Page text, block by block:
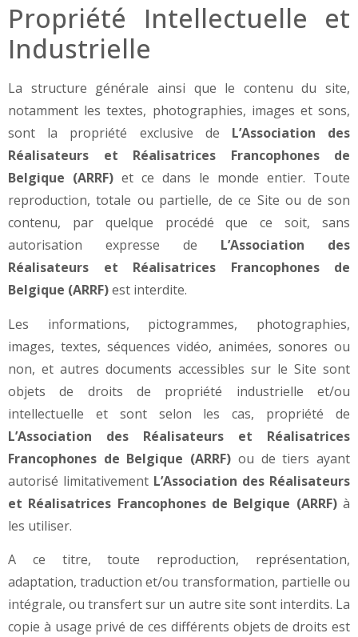
Propriété Intellectuelle et
Industrielle
La structure générale ainsi que le contenu du site,
notamment les textes, photographies, images et sons,
sont la propriété exclusive de L’Association des
Réalisateurs et Réalisatrices Francophones de
Belgique (ARRF) et ce dans le monde entier. Toute
reproduction, totale ou partielle, de ce Site ou de son
contenu, par quelque procédé que ce soit, sans
autorisation expresse de L’Association des
Réalisateurs et Réalisatrices Francophones de
Belgique (ARRF)est interdite.
Les informations, pictogrammes, photographies,
images, textes, séquences vidéo, animées, sonores ou
non, et autres documents accessibles sur le Site sont
objets de droits de propriété industrielle et/ou
intellectuelle et sont selon les cas, propriété de
L’Association des Réalisateurs et Réalisatrices
Francophones de Belgique (ARRF) ou de tiers ayant
autorisé limitativement L’Association des Réalisateurs
et Réalisatrices Francophones de Belgique (ARRF)à
les utiliser.
A ce titre, toute reproduction, représentation,
adaptation, traduction et/ou transformation, partielle ou
intégrale, ou transfert sur un autre site sont interdits. La
copie à usage privé de ces différents objets de droits est